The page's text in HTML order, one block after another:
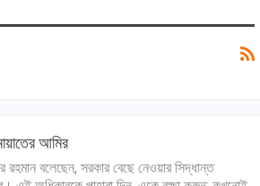
আমির
রহমান বলেছেন, সরকার বেছে নেওয়ার সিদ্ধান্ত